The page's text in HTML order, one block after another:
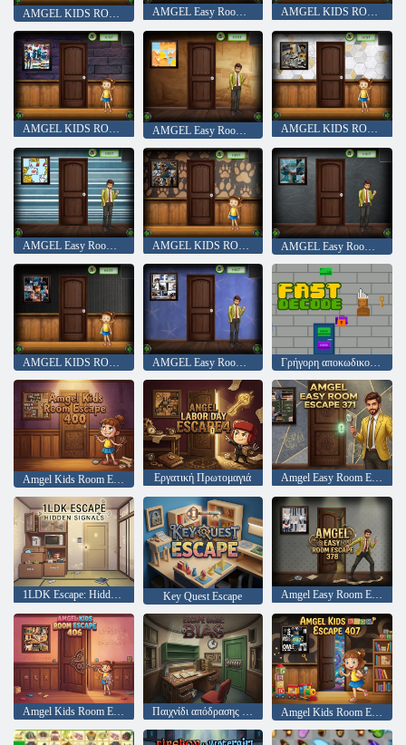
AMGEL KIDS ROOM ESSPAPE 339 AMGEL Easy Room Escape 315 AMGEL KIDS ROOM ESSPAPE 340
AMGEL KIDS ROOM ESSPAPE 341 AMGEL Easy Room Escape 317 AMGEL KIDS ROOM ESSPAPE 342
AMGEL Easy Room Escape 318 AMGEL KIDS ROOM ESSPAPE 343 AMGEL Easy Room Escape 319
AMGEL KIDS ROOM ROOM ESSPAPE 344 AMGEL Easy Room Escape 320 Γρήγορη αποκωδικοποίηση
Εργατική Πρωτομαγιά Amgel Easy Room Escape 371
1LDK Escape: Hidden Signals Key Quest Escape Amgel Easy Room Escape 378
Amgel Kids Room Escape 406 Παιχνίδι απόδρασης μεροληψίας Amgel Kids Room Escape 407